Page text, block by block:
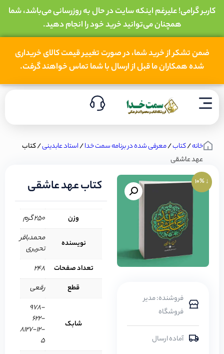
کاربر گرامی! علیرغم اینکه سایت در حال به روزرسانی می‌باشد، شما
همچنان می‌توانید خرید خود را انجام دهید.
ضمن تشکر از خرید شما، در صورت تغییر قیمت کالای خریداری
شده همکاران ما قبل از ارسال با شما تماس خواهند گرفت.
خانه/کتاب/معرفی شده در برنامه سمت خدا/استاد عابدینی/ کتاب
عهد عاشقی
↓ 10%
فروشنده: مدیر
فروشگاه
آماده ارسال
کتاب عهد عاشقی
وزن 250 گرم
نویسنده
محمدباقر
تحریری
تعداد صفحات
248
قطع
رقعی
شابک
‭978-
622-
8127-12-
5‬